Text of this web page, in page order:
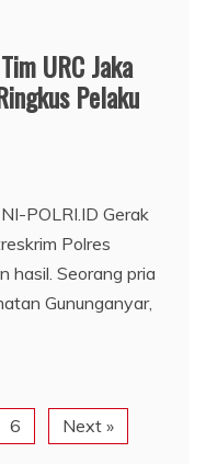
URC Jaka
Pelaku
POLRI.ID Gerak
Polres
hasil. Seorang pria
Gununganyar,
6 Next »